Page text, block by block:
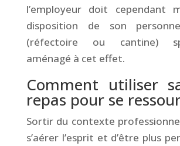
l’employeur doit cependant
disposition de son
(réfectoire ou cantine)
aménagé à cet effet.
Comment utiliser
repas pour se
Sortir du contexte
s’aérer l’esprit et d’être plus